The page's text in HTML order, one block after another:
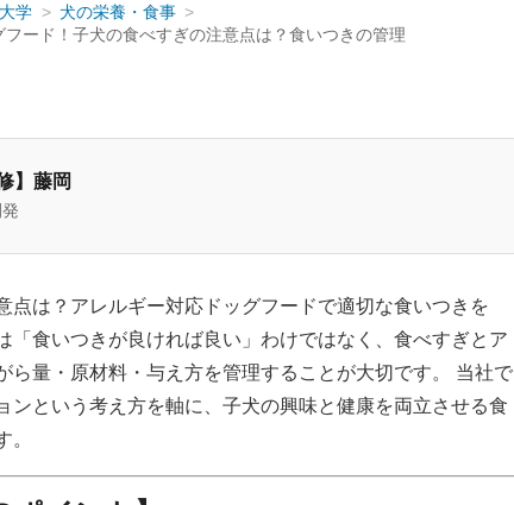
学
犬の栄養・食事
ード！子犬の食べすぎの注意点は？食いつきの管理
】藤岡
点は？アレルギー対応ドッグフードで適切な食いつきを
「食いつきが良ければ良い」わけではなく、食べすぎとア
ら量・原材料・与え方を管理することが大切です。 当社で
ンという考え方を軸に、子犬の興味と健康を両立させる食
。